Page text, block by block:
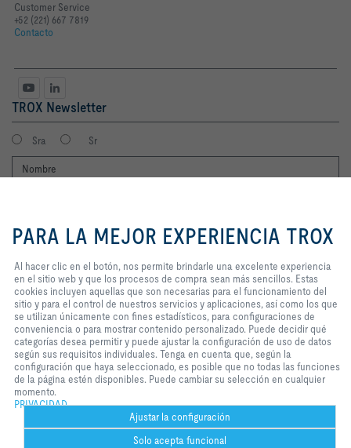
Customer Service
+52 (221) 667 7819
Contacto
TROX Newsletter
Sra Sr
Consiento que mis datos sean guardados en cumplimiento con la
política de protección de datos de TROX.
Login
Inicio Contactos Imprint Condiciones de contratación
Privacidad
Aviso legal
permite brindarle una excelente
experiencia en el sitio web y que
sencillos. Estas cookies incluyen
aquellas que son necesarias para
el funcionamiento del sitio y para
el control de nuestros servicios y
aplicaciones, así como los que se
utilizan únicamente con fines
estadísticos, para configuraciones
de conveniencia o para mostrar
contenido personalizado. Puede
decidir qué categorías desea
configuración de uso de datos
según sus requisitos individuales.
Tenga en cuenta que, según la
configuración que haya
PARA LA MEJOR EXPERIENCIA TROX
Al hacer clic en el botón, nos permite brindarle una excelente experiencia
en el sitio web y que los procesos de compra sean más sencillos. Estas
cookies incluyen aquellas que son necesarias para el funcionamiento del
sitio y para el control de nuestros servicios y aplicaciones, así como los que
se utilizan únicamente con fines estadísticos, para configuraciones de
conveniencia o para mostrar contenido personalizado. Puede decidir qué
categorías desea permitir y puede ajustar la configuración de uso de datos
según sus requisitos individuales. Tenga en cuenta que, según la
configuración que haya seleccionado, es posible que no todas las funciones
de la página estén disponibles. Puede cambiar su selección en cualquier
momento.
PRIVACIDAD
Ajustar la configuración
Solo acepta funcional